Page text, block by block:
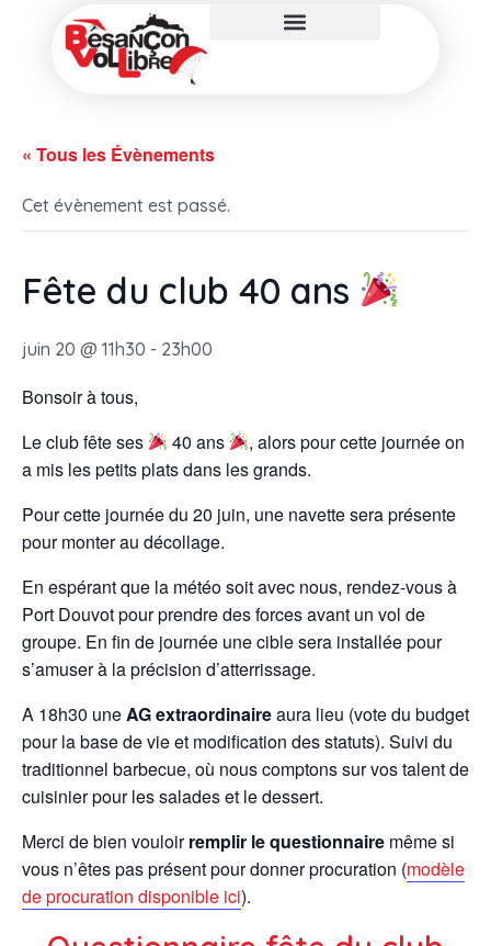
« Tous les Évènements
Cet évènement est passé.
Fête du club 40 ans
juin 20 @ 11h30 - 23h00
Bonsoir à tous,
Le club fête ses
40 ans
, alors pour cette journée on
a mis les petits plats dans les grands.
Pour cette journée du 20 juin, une navette sera présente
pour monter au décollage.
En espérant que la météo soit avec nous, rendez-vous à
Port Douvot pour prendre des forces avant un vol de
groupe. En fin de journée une cible sera installée pour
s’amuser à la précision d’atterrissage.
A 18h30 une AG extraordinaireaura lieu (vote du budget
pour la base de vie et modification des statuts). Suivi du
traditionnel barbecue, où nous comptons sur vos talent de
cuisinier pour les salades et le dessert.
Merci de bien vouloirremplir le questionnaire même si
vous n’êtes pas présent pour donner procuration (modèle
de procuration disponible ici).